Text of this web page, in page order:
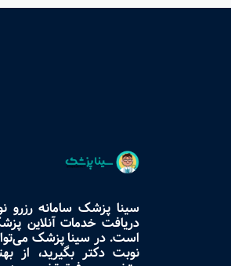
سینا پزشک سامانه رزرو
دریافت خدمات آنلاین
است. در سینا پزشک
نوبت دکتر بگیرید، از